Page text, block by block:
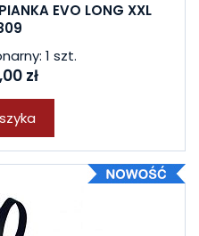
EVO LONG XXL
1 szt.
zł